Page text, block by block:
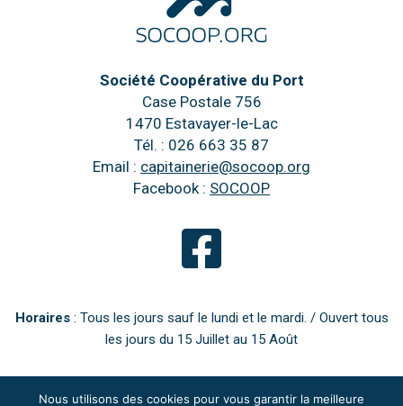
Société Coopérative du Port
Case Postale 756
1470 Estavayer-le-Lac
Tél. : 026 663 35 87
Email : capitainerie@socoop.org
Facebook : SOCOOP
Horaires: Tous les jours sauf le lundi et le mardi. / Ouvert tous
les jours du 15 Juillet au 15 Août
Nous utilisons des cookies pour vous garantir la meilleure